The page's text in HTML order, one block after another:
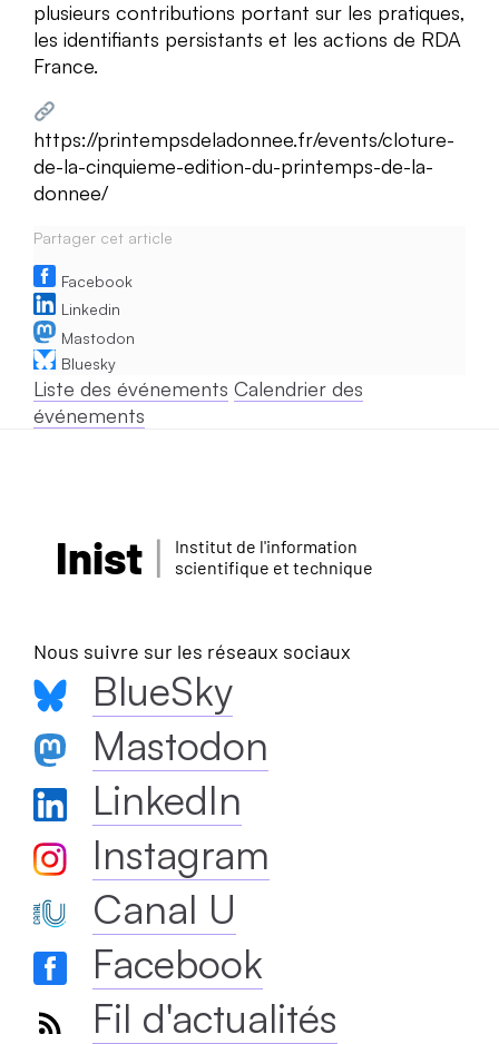
plusieurs contributions portant sur les pratiques,
les identifiants persistants et les actions de RDA
France.
https://printempsdeladonnee.fr/events/cloture-
de-la-cinquieme-edition-du-printemps-de-la-
donnee/
Partager cet article
Facebook
Linkedin
Mastodon
Bluesky
Liste des événements Calendrier des
événements
Inist
Institut de l'information
scientifique et technique
Nous suivre sur les réseaux sociaux
BlueSky
Mastodon
LinkedIn
Instagram
Canal U
Facebook
Fil d'actualités